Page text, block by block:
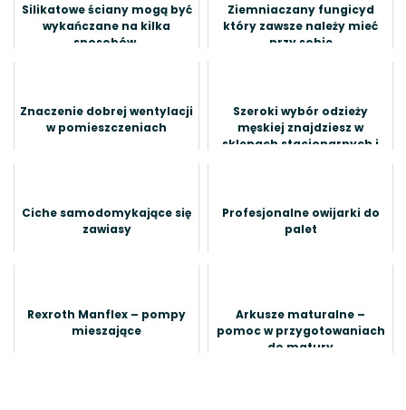
Silikatowe ściany mogą być
wykańczane na kilka
sposobów.
Ziemniaczany fungicyd
który zawsze należy mieć
przy sobie
Znaczenie dobrej wentylacji
w pomieszczeniach
Szeroki wybór odzieży
męskiej znajdziesz w
sklepach stacjonarnych i
Ciche samodomykające się
zawiasy
Profesjonalne owijarki do
palet
Rexroth Manflex – pompy
mieszające
Arkusze maturalne –
pomoc w przygotowaniach
do matury